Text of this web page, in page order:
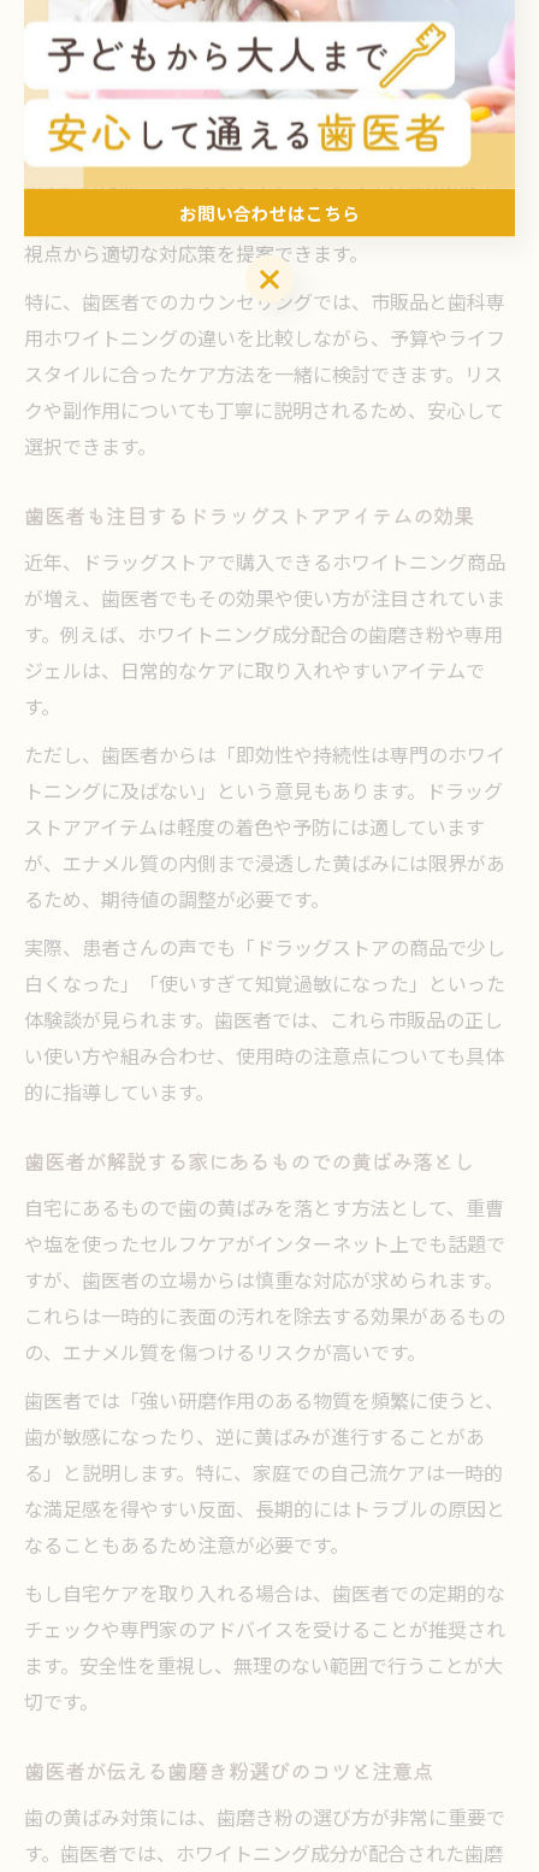
多く販売されていますが、効果や安全性に不安を感じる
方も少なくありません。
歯医者では、患者の歯の状態や黄ばみの原因に合わせ
て、市販品の選び方や使用頻度、注意点をアドバイスし
られない」「知覚過敏が心配」といった場合も、プロの
視点から適切な対応策を提案できます。
特に、歯医者でのカウンセリングでは、市販品と歯科専
用ホワイトニングの違いを比較しながら、予算やライフ
スタイルに合ったケア方法を一緒に検討できます。リス
クや副作用についても丁寧に説明されるため、安心して
選択できます。
歯医者も注目するドラッグストアアイテムの効果
近年、ドラッグストアで購入できるホワイトニング商品
が増え、歯医者でもその効果や使い方が注目されていま
す。例えば、ホワイトニング成分配合の歯磨き粉や専用
ジェルは、日常的なケアに取り入れやすいアイテムで
す。
ただし、歯医者からは「即効性や持続性は専門のホワイ
トニングに及ばない」という意見もあります。ドラッグ
ストアアイテムは軽度の着色や予防には適しています
が、エナメル質の内側まで浸透した黄ばみには限界があ
るため、期待値の調整が必要です。
実際、患者さんの声でも「ドラッグストアの商品で少し
白くなった」「使いすぎて知覚過敏になった」といった
体験談が見られます。歯医者では、これら市販品の正し
い使い方や組み合わせ、使用時の注意点についても具体
的に指導しています。
歯医者が解説する家にあるものでの黄ばみ落とし
自宅にあるもので歯の黄ばみを落とす方法として、重曹
や塩を使ったセルフケアがインターネット上でも話題で
すが、歯医者の立場からは慎重な対応が求められます。
これらは一時的に表面の汚れを除去する効果があるもの
の、エナメル質を傷つけるリスクが高いです。
歯医者では「強い研磨作用のある物質を頻繁に使うと、
歯が敏感になったり、逆に黄ばみが進行することがあ
る」と説明します。特に、家庭での自己流ケアは一時的
な満足感を得やすい反面、長期的にはトラブルの原因と
なることもあるため注意が必要です。
もし自宅ケアを取り入れる場合は、歯医者での定期的な
チェックや専門家のアドバイスを受けることが推奨され
ます。安全性を重視し、無理のない範囲で行うことが大
切です。
歯医者が伝える歯磨き粉選びのコツと注意点
歯の黄ばみ対策には、歯磨き粉の選び方が非常に重要で
す。歯医者では、ホワイトニング成分が配合された歯磨
お問い合わせはこちら
お問い合わせはこちら